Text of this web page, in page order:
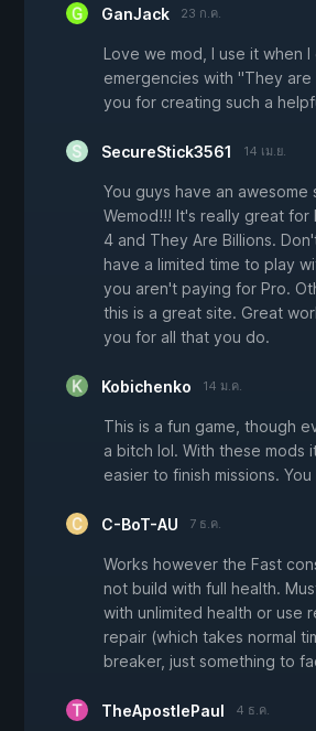
GanJack 23 ก.ค.
Love we mod, I use it when
emergencies with "They are
you for creating such a
SecureStick3561 14 เม.ย.
You guys have an awesome
Wemod!!! It's really great for
4 and They Are Billions.
have a limited time to play
you aren't paying for Pro.
this is a great site. Great
you for all that you do.
Kobichenko 14 ม.ค.
This is a fun game, though
a bitch lol. With these mods
easier to finish missions.
C-BoT-AU 7 ธ.ค.
Works however the Fast
not build with full health.
with unlimited health or use
repair (which takes normal
breaker, just something to
TheApostlePaul 4 ธ.ค.